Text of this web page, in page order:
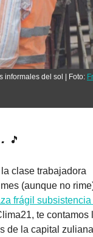
informales del sol | Foto:
🎵
clase trabajadora
(aunque no
frágil subsistencia
te contamos
de la capital